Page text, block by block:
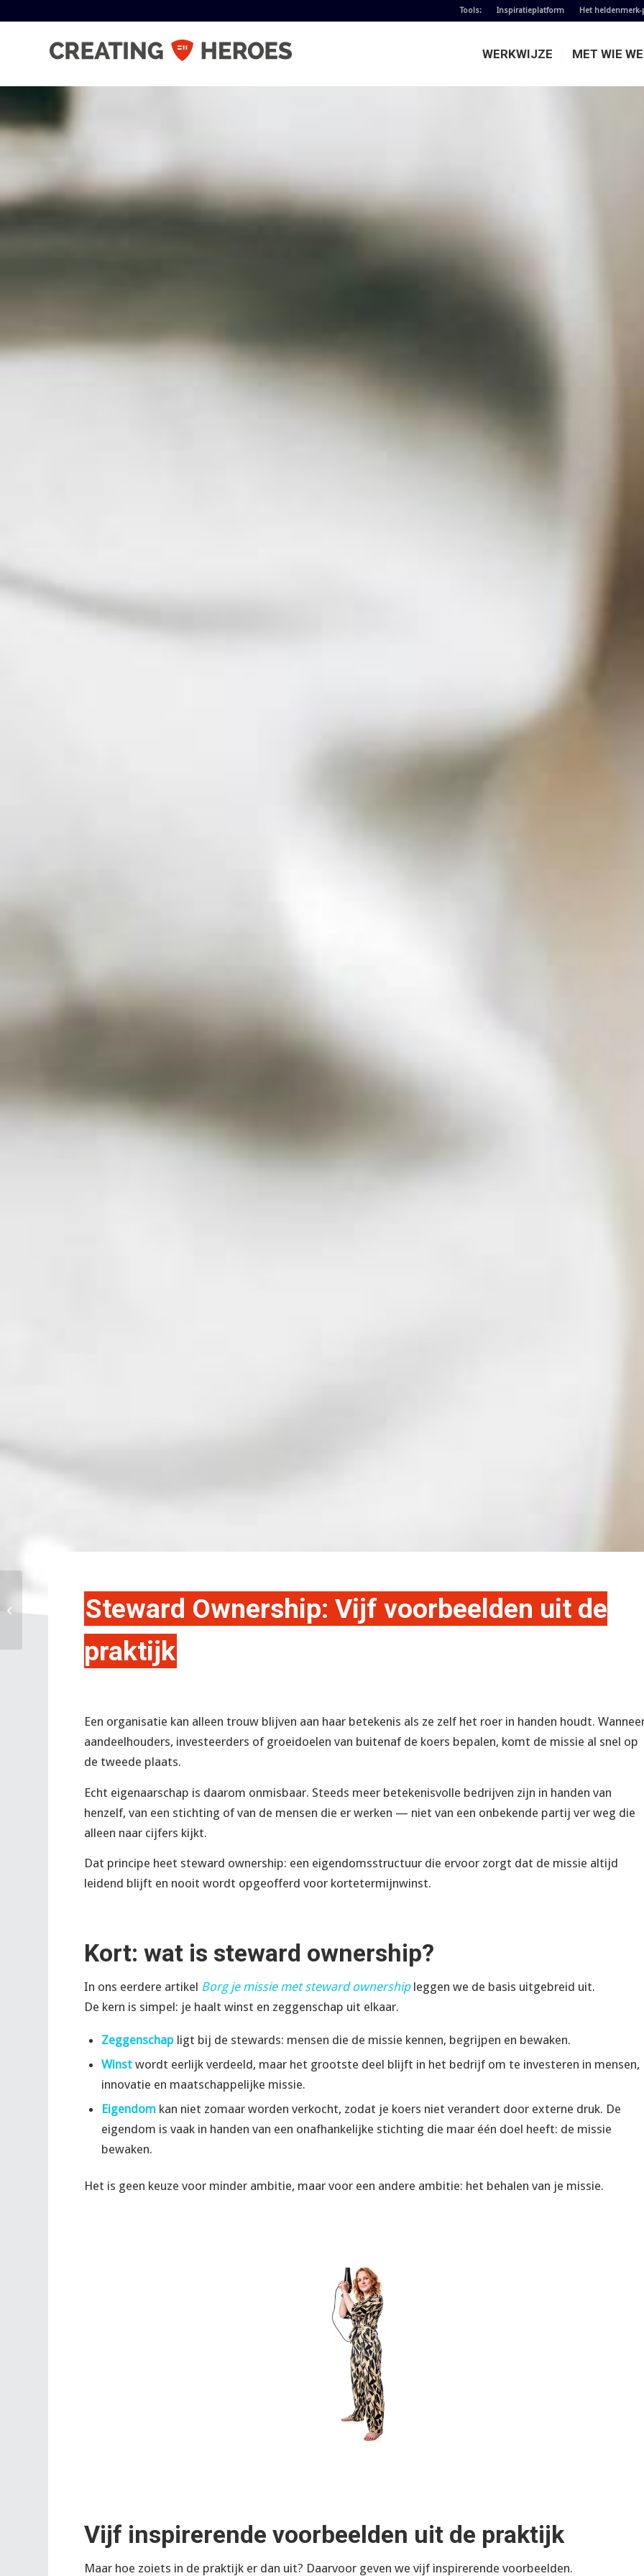
Tools: Inspiratieplatform Het heldenmerk-
WERKWIJZE MET WIE
Steward Ownership: Vijf voorbeelden uit de
praktijk
Een organisatie kan alleen trouw blijven aan haar betekenis als ze zelf het roer in handen houdt.
aandeelhouders, investeerders of groeidoelen van buitenaf de koers bepalen, komt de missie al snel op
de tweede plaats.
Echt eigenaarschap is daarom onmisbaar. Steeds meer betekenisvolle bedrijven zijn in handen van
henzelf, van een stichting of van de mensen die er werken — niet van een onbekende partij ver weg die
alleen naar cijfers kijkt.
Dat principe heet steward ownership: een eigendomsstructuur die ervoor zorgt dat de missie altijd
leidend blijft en nooit wordt opgeofferd voor kortetermijnwinst.
Kort: wat is steward ownership?
In ons eerdere artikel Borg je missie met steward ownershipleggen we de basis uitgebreid uit.
De kern is simpel: je haalt winst en zeggenschap uit elkaar.
Zeggenschap ligt bij de stewards: mensen die de missie kennen, begrijpen en bewaken.
Winst wordt eerlijk verdeeld, maar het grootste deel blijft in het bedrijf om te investeren in mensen,
innovatie en maatschappelijke missie.
Eigendom kan niet zomaar worden verkocht, zodat je koers niet verandert door externe druk. De
eigendom is vaak in handen van een onafhankelijke stichting die maar één doel heeft: de missie
bewaken.
Het is geen keuze voor minder ambitie, maar voor een andere ambitie: het behalen van je missie.
Vijf inspirerende voorbeelden uit de praktijk
Maar hoe zoiets in de praktijk er dan uit? Daarvoor geven we vijf inspirerende voorbeelden.
Wie bewaakt je merk na
de lancering? Over
merkbewakers en hun